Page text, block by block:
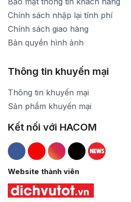
Chính sách nhập lại tính phí
Chính sách giao hàng
Bản quyền hình ảnh
Thông tin khuyến mại
Thông tin khuyến mại
Sản phẩm khuyến mại
Kết nối với HACOM
Hacom Facebook
Hacom YouTube
Hacom Instagram
Hacom TikTok
Website thành viên